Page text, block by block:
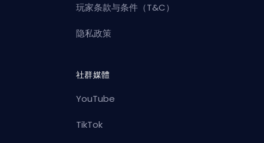
玩家条款与条件（T&C）
隐私政策
社群媒體
YouTube
TikTok